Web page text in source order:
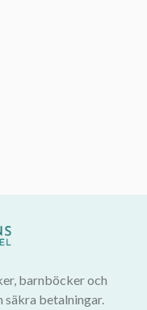
barnböcker och
säkra betalningar.